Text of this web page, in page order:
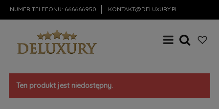
NUMER TELEFONU: 666666950 KONTAKT@DELUXURY.PL
Ten produkt jest niedostępny.